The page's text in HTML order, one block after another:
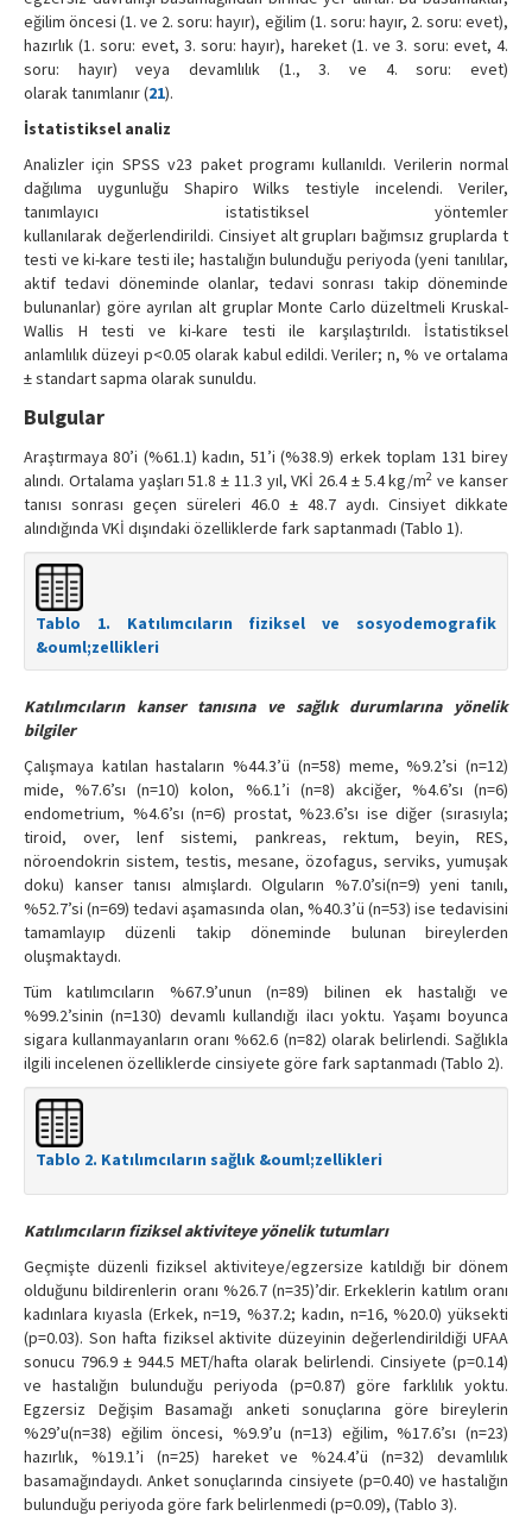
eğilim öncesi (1. ve 2. soru: hayır), eğilim (1. soru: hayır, 2. soru: evet),
hazırlık (1. soru: evet, 3. soru: hayır), hareket (1. ve 3. soru: evet, 4.
soru: hayır) veya devamlılık (1., 3. ve 4. soru: evet)
olarak tanımlanır (21).
İstatistiksel analiz
Analizler için SPSS v23 paket programı kullanıldı. Verilerin normal
dağılıma uygunluğu Shapiro Wilks testiyle incelendi. Veriler,
tanımlayıcı istatistiksel yöntemler
kullanılarak değerlendirildi. Cinsiyet alt grupları bağımsız gruplarda t
testi ve ki-kare testi ile; hastalığın bulunduğu periyoda (yeni tanılılar,
aktif tedavi döneminde olanlar, tedavi sonrası takip döneminde
bulunanlar) göre ayrılan alt gruplar Monte Carlo düzeltmeli Kruskal-
Wallis H testi ve ki-kare testi ile karşılaştırıldı. İstatistiksel
anlamlılık düzeyi p<0.05 olarak kabul edildi. Veriler; n, % ve ortalama
± standart sapma olarak sunuldu.
Bulgular
Araştırmaya 80’i (%61.1) kadın, 51’i (%38.9) erkek toplam 131 birey
alındı. Ortalama yaşları 51.8 ± 11.3 yıl, VKİ 26.4 ± 5.4 kg/m2 ve kanser
tanısı sonrası geçen süreleri 46.0 ± 48.7 aydı. Cinsiyet dikkate
alındığında VKİ dışındaki özelliklerde fark saptanmadı (Tablo 1).
Tablo 1. Katılımcıların fiziksel ve sosyodemografik
&ouml;zellikleri
Katılımcıların kanser tanısına ve sağlık durumlarına yönelik
bilgiler
Çalışmaya katılan hastaların %44.3’ü (n=58) meme, %9.2’si (n=12)
mide, %7.6’sı (n=10) kolon, %6.1’i (n=8) akciğer, %4.6’sı (n=6)
endometrium, %4.6’sı (n=6) prostat, %23.6’sı ise diğer (sırasıyla;
tiroid, over, lenf sistemi, pankreas, rektum, beyin, RES,
nöroendokrin sistem, testis, mesane, özofagus, serviks, yumuşak
doku) kanser tanısı almışlardı. Olguların %7.0’si(n=9) yeni tanılı,
%52.7’si (n=69) tedavi aşamasında olan, %40.3’ü (n=53) ise tedavisini
tamamlayıp düzenli takip döneminde bulunan bireylerden
oluşmaktaydı.
Tüm katılımcıların %67.9’unun (n=89) bilinen ek hastalığı ve
%99.2’sinin (n=130) devamlı kullandığı ilacı yoktu. Yaşamı boyunca
sigara kullanmayanların oranı %62.6 (n=82) olarak belirlendi. Sağlıkla
ilgili incelenen özelliklerde cinsiyete göre fark saptanmadı (Tablo 2).
Tablo 2. Katılımcıların sağlık &ouml;zellikleri
Katılımcıların fiziksel aktiviteye yönelik tutumları
Geçmişte düzenli fiziksel aktiviteye/egzersize katıldığı bir dönem
olduğunu bildirenlerin oranı %26.7 (n=35)’dir. Erkeklerin katılım oranı
kadınlara kıyasla (Erkek, n=19, %37.2; kadın, n=16, %20.0) yüksekti
(p=0.03). Son hafta fiziksel aktivite düzeyinin değerlendirildiği UFAA
sonucu 796.9 ± 944.5 MET/hafta olarak belirlendi. Cinsiyete (p=0.14)
ve hastalığın bulunduğu periyoda (p=0.87) göre farklılık yoktu.
Egzersiz Değişim Basamağı anketi sonuçlarına göre bireylerin
%29’u(n=38) eğilim öncesi, %9.9’u (n=13) eğilim, %17.6’sı (n=23)
hazırlık, %19.1’i (n=25) hareket ve %24.4’ü (n=32) devamlılık
basamağındaydı. Anket sonuçlarında cinsiyete (p=0.40) ve hastalığın
bulunduğu periyoda göre fark belirlenmedi (p=0.09), (Tablo 3).